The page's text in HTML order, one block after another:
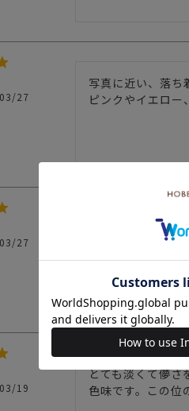
27
写真に近い、落ち
ピンクやイエロー
27
見本の写真は暗
明るいというよ
桜を縫うときにピ
19
とても淡くて儚さ
色味です。この位